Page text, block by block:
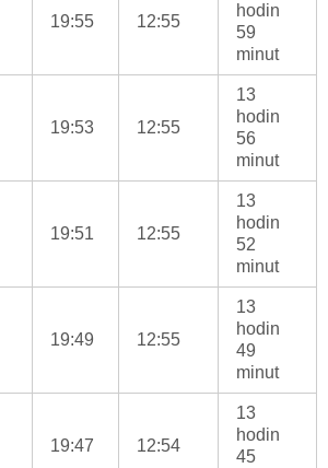
19:55 12:55
hodin
59
minut
19:53 12:55
13
hodin
56
minut
19:51 12:55
13
hodin
52
minut
19:49 12:55
13
hodin
49
minut
19:47 12:54
13
hodin
45